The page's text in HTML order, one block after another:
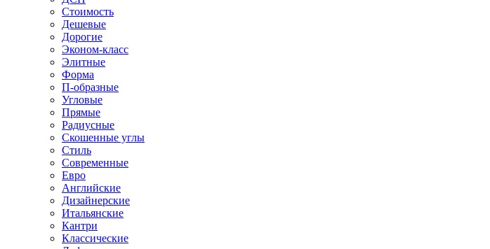
Стоимость
Дешевые
Дорогие
Эконом-класс
Элитные
Форма
П-образные
Угловые
Прямые
Радиусные
Скошенные углы
Стиль
Современные
Евро
Английские
Дизайнерские
Итальянские
Кантри
Классические